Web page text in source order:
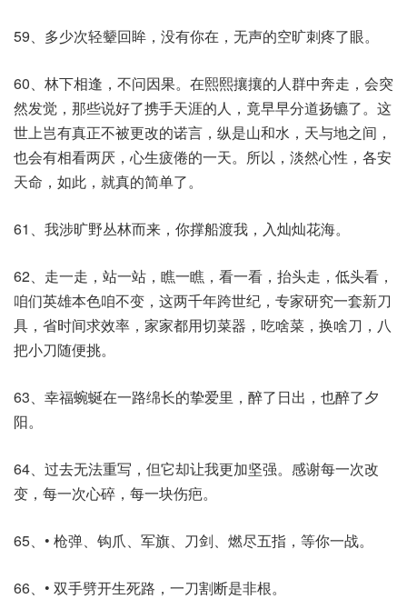
59、多少次轻颦回眸，没有你在，无声的空旷刺疼了眼。
60、林下相逢，不问因果。在熙熙攘攘的人群中奔走，会突
然发觉，那些说好了携手天涯的人，竟早早分道扬镳了。这
世上岂有真正不被更改的诺言，纵是山和水，天与地之间，
也会有相看两厌，心生疲倦的一天。所以，淡然心性，各安
天命，如此，就真的简单了。
61、我涉旷野丛林而来，你撑船渡我，入灿灿花海。
62、走一走，站一站，瞧一瞧，看一看，抬头走，低头看，
咱们英雄本色咱不变，这两千年跨世纪，专家研究一套新刀
具，省时间求效率，家家都用切菜器，吃啥菜，换啥刀，八
把小刀随便挑。
63、幸福蜿蜒在一路绵长的挚爱里，醉了日出，也醉了夕
阳。
64、过去无法重写，但它却让我更加坚强。感谢每一次改
变，每一次心碎，每一块伤疤。
65、• 枪弹、钩爪、军旗、刀剑、燃尽五指，等你一战。
66、• 双手劈开生死路，一刀割断是非根。